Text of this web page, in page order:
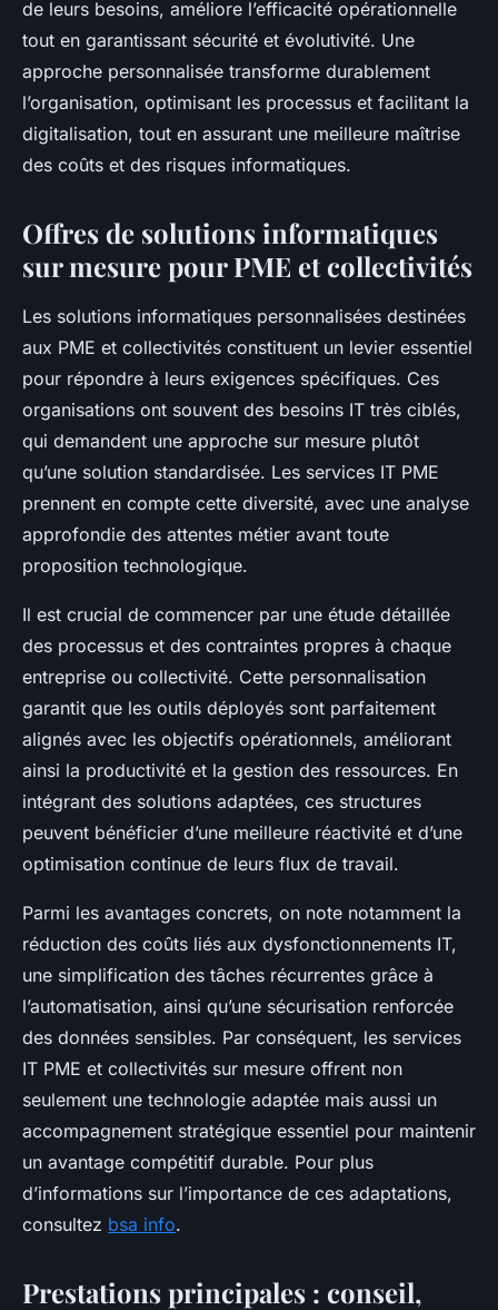
de leurs besoins, améliore l’efficacité opérationnelle
tout en garantissant sécurité et évolutivité. Une
approche personnalisée transforme durablement
l’organisation, optimisant les processus et facilitant la
digitalisation, tout en assurant une meilleure maîtrise
des coûts et des risques informatiques.
Offres de solutions informatiques
sur mesure pour PME et collectivités
Les solutions informatiques personnalisées destinées
aux PME et collectivités constituent un levier essentiel
pour répondre à leurs exigences spécifiques. Ces
organisations ont souvent des besoins IT très ciblés,
qui demandent une approche sur mesure plutôt
qu’une solution standardisée. Les services IT PME
prennent en compte cette diversité, avec une analyse
approfondie des attentes métier avant toute
proposition technologique.
Il est crucial de commencer par une étude détaillée
des processus et des contraintes propres à chaque
entreprise ou collectivité. Cette personnalisation
garantit que les outils déployés sont parfaitement
alignés avec les objectifs opérationnels, améliorant
ainsi la productivité et la gestion des ressources. En
intégrant des solutions adaptées, ces structures
peuvent bénéficier d’une meilleure réactivité et d’une
optimisation continue de leurs flux de travail.
Parmi les avantages concrets, on note notamment la
réduction des coûts liés aux dysfonctionnements IT,
une simplification des tâches récurrentes grâce à
l’automatisation, ainsi qu’une sécurisation renforcée
des données sensibles. Par conséquent, les services
IT PME et collectivités sur mesure offrent non
seulement une technologie adaptée mais aussi un
accompagnement stratégique essentiel pour maintenir
un avantage compétitif durable. Pour plus
d’informations sur l’importance de ces adaptations,
consultez bsa info.
Prestations principales : conseil,